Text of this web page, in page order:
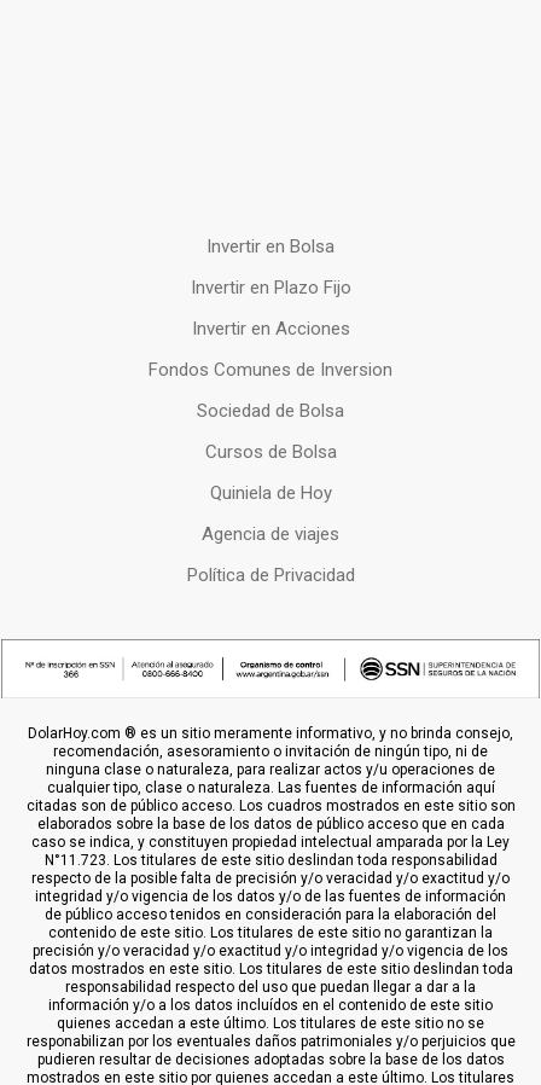
Invertir en Bolsa
Invertir en Plazo Fijo
Invertir en Acciones
Fondos Comunes de Inversion
Sociedad de Bolsa
Cursos de Bolsa
Quiniela de Hoy
Agencia de viajes
Política de Privacidad
DolarHoy.com ® es un sitio meramente informativo, y no brinda consejo,
recomendación, asesoramiento o invitación de ningún tipo, ni de
ninguna clase o naturaleza, para realizar actos y/u operaciones de
cualquier tipo, clase o naturaleza. Las fuentes de información aquí
citadas son de público acceso. Los cuadros mostrados en este sitio son
elaborados sobre la base de los datos de público acceso que en cada
caso se indica, y constituyen propiedad intelectual amparada por la Ley
N°11.723. Los titulares de este sitio deslindan toda responsabilidad
respecto de la posible falta de precisión y/o veracidad y/o exactitud y/o
integridad y/o vigencia de los datos y/o de las fuentes de información
de público acceso tenidos en consideración para la elaboración del
contenido de este sitio. Los titulares de este sitio no garantizan la
precisión y/o veracidad y/o exactitud y/o integridad y/o vigencia de los
datos mostrados en este sitio. Los titulares de este sitio deslindan toda
responsabilidad respecto del uso que puedan llegar a dar a la
información y/o a los datos incluídos en el contenido de este sitio
quienes accedan a este último. Los titulares de este sitio no se
responabilizan por los eventuales daños patrimoniales y/o perjuicios que
pudieren resultar de decisiones adoptadas sobre la base de los datos
mostrados en este sitio por quienes accedan a este último. Los titulares